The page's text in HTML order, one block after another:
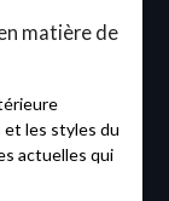
matière de
les styles du
actuelles qui